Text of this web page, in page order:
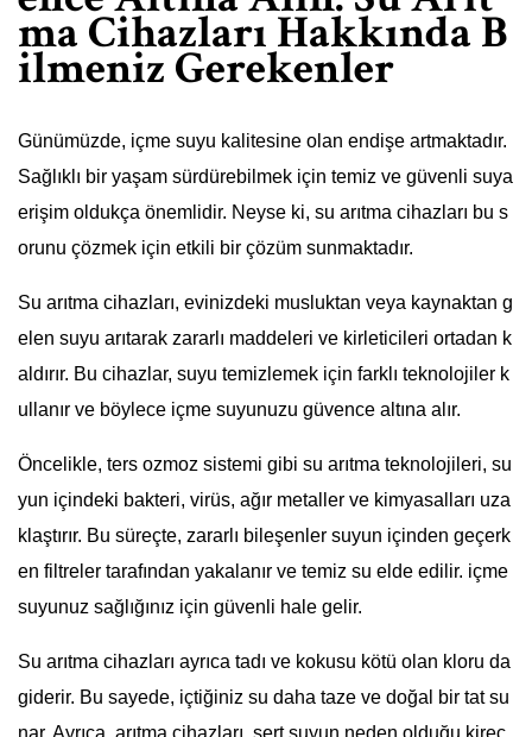
ma Cihazları Hakkında B
ilmeniz Gerekenler
Günümüzde, içme suyu kalitesine olan endişe artmaktadır.
Sağlıklı bir yaşam sürdürebilmek için temiz ve güvenli suya
erişim oldukça önemlidir. Neyse ki, su arıtma cihazları bu s
orunu çözmek için etkili bir çözüm sunmaktadır.
Su arıtma cihazları, evinizdeki musluktan veya kaynaktan g
elen suyu arıtarak zararlı maddeleri ve kirleticileri ortadan k
aldırır. Bu cihazlar, suyu temizlemek için farklı teknolojiler k
ullanır ve böylece içme suyunuzu güvence altına alır.
Öncelikle, ters ozmoz sistemi gibi su arıtma teknolojileri, su
yun içindeki bakteri, virüs, ağır metaller ve kimyasalları uza
klaştırır. Bu süreçte, zararlı bileşenler suyun içinden geçerk
en filtreler tarafından yakalanır ve temiz su elde edilir. içme
suyunuz sağlığınız için güvenli hale gelir.
Su arıtma cihazları ayrıca tadı ve kokusu kötü olan kloru da
giderir. Bu sayede, içtiğiniz su daha taze ve doğal bir tat su